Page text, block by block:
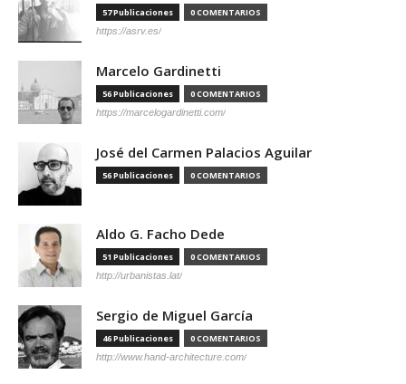
57 Publicaciones 0 COMENTARIOS
https://asrv.es/
Marcelo Gardinetti
56 Publicaciones 0 COMENTARIOS
https://marcelogardinetti.com/
José del Carmen Palacios Aguilar
56 Publicaciones 0 COMENTARIOS
Aldo G. Facho Dede
51 Publicaciones 0 COMENTARIOS
http://urbanistas.lat/
Sergio de Miguel García
46 Publicaciones 0 COMENTARIOS
http://www.hand-architecture.com/